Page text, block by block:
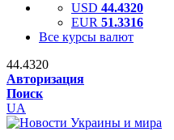
USD 44.4320
EUR 51.3316
Все курсы валют
44.4320
Авторизация
Поиск
UA